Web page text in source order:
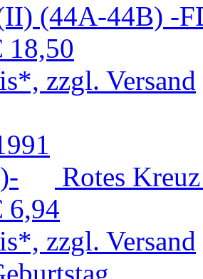
(44A-44B) -
18,50
zzgl. Versand
Rotes
6,94
zzgl. Versand